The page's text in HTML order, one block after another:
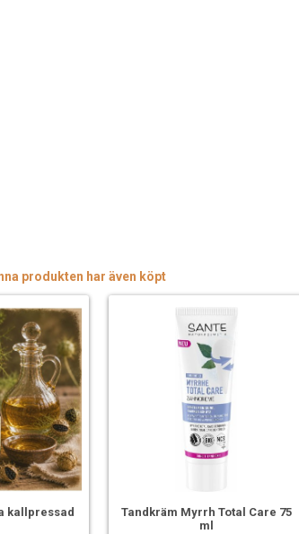
produkten har även köpt
kallpressad
Tandkräm Myrrh Total Care 75
ml